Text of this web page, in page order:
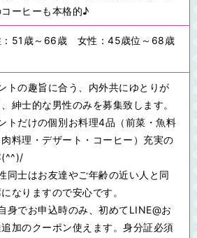
ーヒーも本格的♪
：51歳～66歳 女性：45歳位～68歳
トの趣旨に合う、内外共にゆとりが
紳士的な男性のみを募集致します。
トだけの個別お料理4品（前菜・魚料
料理・デザート・コーヒー）充実の
(^^)/
同士はお友達やご年齢の近い人と同
になりますので安心です。
身でお申込時のみ、初めてLINE@お
加のクーポン使えます。身分証必須